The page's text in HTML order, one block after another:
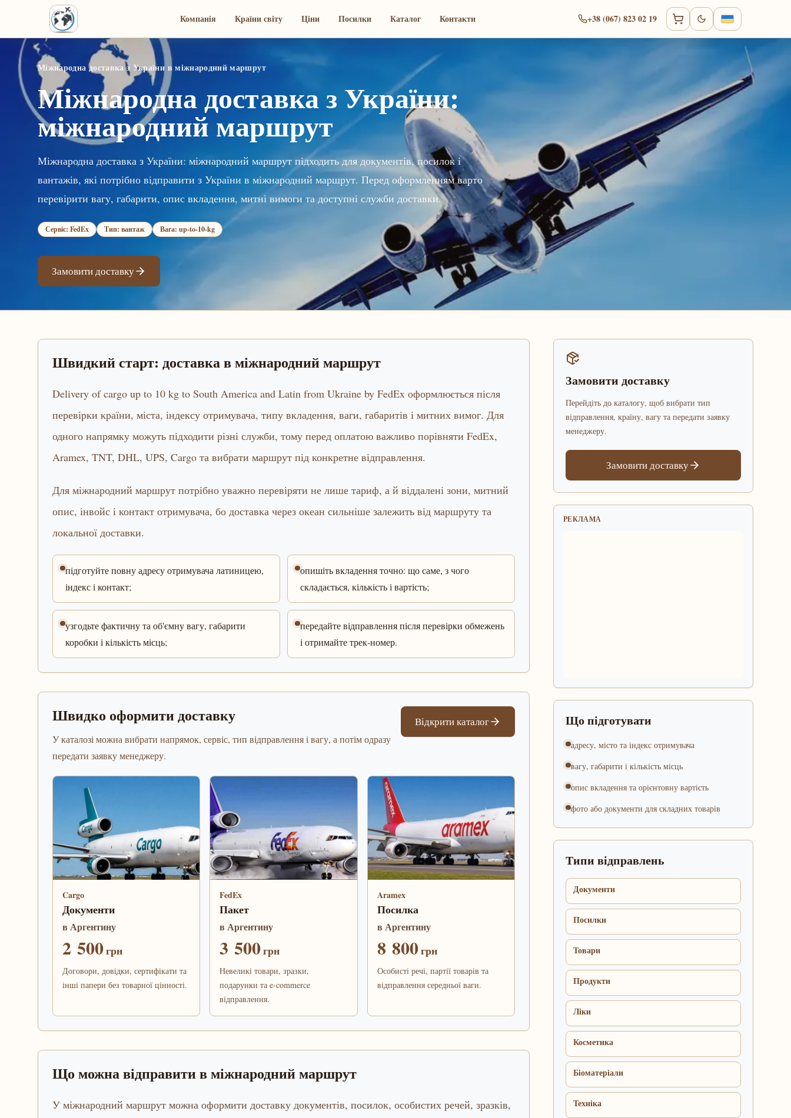
Компанія Країни світу Ціни Посилки Каталог Контакти +38 (067) 823 02 19
Міжнародна доставка з України в міжнародний маршрут
Міжнародна доставка з України:
міжнародний маршрут
Міжнародна доставка з України: міжнародний маршрут підходить для документів, посилок і
вантажів, які потрібно відправити з України в міжнародний маршрут. Перед оформленням варто
перевірити вагу, габарити, опис вкладення, митні вимоги та доступні служби доставки.
Сервіс: FedEx Тип: вантаж Вага: up-to-10-kg
Замовити доставку
Швидкий старт: доставка в міжнародний маршрут
Delivery of cargo up to 10 kg to South America and Latin from Ukraine by FedEx оформлюється після
перевірки країни, міста, індексу отримувача, типу вкладення, ваги, габаритів і митних вимог. Для
одного напрямку можуть підходити різні служби, тому перед оплатою важливо порівняти FedEx,
Aramex, TNT, DHL, UPS, Cargo та вибрати маршрут під конкретне відправлення.
Для міжнародний маршрут потрібно уважно перевіряти не лише тариф, а й віддалені зони, митний
опис, інвойс і контакт отримувача, бо доставка через океан сильніше залежить від маршруту та
локальної доставки.
підготуйте повну адресу отримувача латиницею,
індекс і контакт;
опишіть вкладення точно: що саме, з чого
складається, кількість і вартість;
узгодьте фактичну та об'ємну вагу, габарити
коробки і кількість місць;
передайте відправлення після перевірки обмежень
і отримайте трек-номер.
Швидко оформити доставку
У каталозі можна вибрати напрямок, сервіс, тип відправлення і вагу, а потім одразу
передати заявку менеджеру.
Відкрити каталог
Cargo
Документи
в Аргентину
2 500грн
Договори, довідки, сертифікати та
інші папери без товарної цінності.
FedEx
Пакет
в Аргентину
3 500грн
Невеликі товари, зразки,
подарунки та e-commerce
відправлення.
Aramex
Посилка
в Аргентину
8 800грн
Особисті речі, партії товарів та
відправлення середньої ваги.
Що можна відправити в міжнародний маршрут
У міжнародний маршрут можна оформити доставку документів, посилок, особистих речей, зразків,
Замовити доставку
Перейдіть до каталогу, щоб вибрати тип
відправлення, країну, вагу та передати заявку
менеджеру.
Замовити доставку
РЕКЛАМА
Що підготувати
адресу, місто та індекс отримувача
вагу, габарити і кількість місць
опис вкладення та орієнтовну вартість
фото або документи для складних товарів
Типи відправлень
Документи
Посилки
Товари
Продукти
Ліки
Косметика
Біоматеріали
Техніка